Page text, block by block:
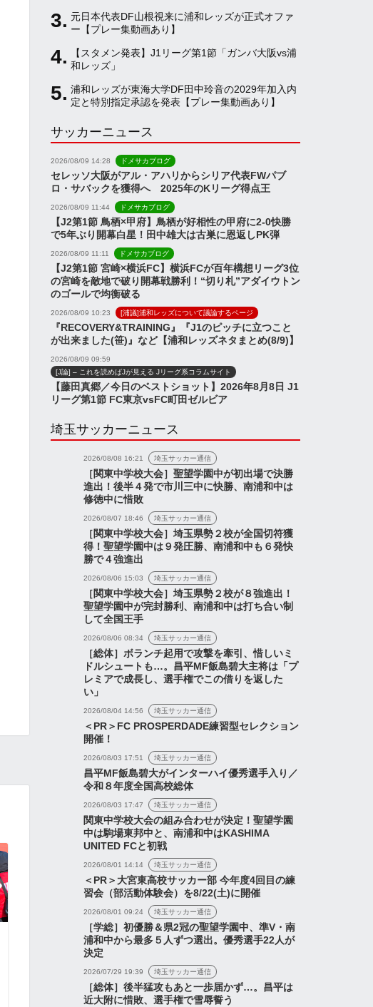
【テキスト実況】J1リーグ
第1節「ガンバ大阪vs浦和
2026年8月7日
曺貴裁監督『１人少ないに
もかかわらず、相手ゴール
に向かう姿勢を失わなかっ
た浦和レッズ...
元日本代表DF山根視来に浦和レッズが正式オファ
ー【プレー集動画あり】
【スタメン発表】J1リーグ第1節「ガンバ大阪vs浦
和レッズ」
浦和レッズが東海大学DF田中玲音の2029年加入内
定と特別指定承認を発表【プレー集動画あり】
サッカーニュース
2026/08/09 14:28 ドメサカブログ
セレッソ大阪がアル・アハリからシリア代表FWパブ
ロ・サバックを獲得へ 2025年のKリーグ得点王
2026/08/09 11:44 ドメサカブログ
【J2第1節 鳥栖×甲府】鳥栖が好相性の甲府に2-0快勝
で5年ぶり開幕白星！田中雄大は古巣に恩返しPK弾
2026/08/09 11:11 ドメサカブログ
【J2第1節 宮崎×横浜FC】横浜FCが百年構想リーグ3位
の宮崎を敵地で破り開幕戦勝利！“切り札”アダイウトン
のゴールで均衡破る
2026/08/09 10:23 [浦議]浦和レッズについて議論するページ
『RECOVERY&TRAINING』『J1のピッチに立つこと
が出来ました(笹)』など【浦和レッズネタまとめ(8/9)】
2026/08/09 09:59
[J論] – これを読めばJが見える Jリーグ系コラムサイト
【藤田真郷／今日のベストショット】2026年8月8日 J1
リーグ第1節 FC東京vsFC町田ゼルビア
埼玉サッカーニュース
2026/08/08 16:21 埼玉サッカー通信
［関東中学校大会］聖望学園中が初出場で決勝
進出！後半４発で市川三中に快勝、南浦和中は
修徳中に惜敗
2026/08/07 18:46 埼玉サッカー通信
［関東中学校大会］埼玉県勢２校が全国切符獲
得！聖望学園中は９発圧勝、南浦和中も６発快
勝で４強進出
2026/08/06 15:03 埼玉サッカー通信
［関東中学校大会］埼玉県勢２校が８強進出！
聖望学園中が完封勝利、南浦和中は打ち合い制
して全国王手
2026/08/06 08:34 埼玉サッカー通信
［総体］ボランチ起用で攻撃を牽引、惜しいミ
ドルシュートも…。昌平MF飯島碧大主将は「プ
レミアで成長し、選手権でこの借りを返した
い」
2026/08/04 14:56 埼玉サッカー通信
＜PR＞FC PROSPERDADE練習型セレクション
開催！
2026/08/03 17:51 埼玉サッカー通信
昌平MF飯島碧大がインターハイ優秀選手入り／
令和８年度全国高校総体
2026/08/03 17:47 埼玉サッカー通信
関東中学校大会の組み合わせが決定！聖望学園
中は駒場東邦中と、南浦和中はKASHIMA
UNITED FCと初戦
2026/08/01 14:14 埼玉サッカー通信
＜PR＞大宮東高校サッカー部 今年度4回目の練
習会（部活動体験会）を8/22(土)に開催
2026/08/01 09:24 埼玉サッカー通信
［学総］初優勝＆県2冠の聖望学園中、準V・南
浦和中から最多５人ずつ選出。優秀選手22人が
決定
2026/07/29 19:39 埼玉サッカー通信
［総体］後半猛攻もあと一歩届かず…。昌平は
近大附に惜敗、選手権で雪辱誓う